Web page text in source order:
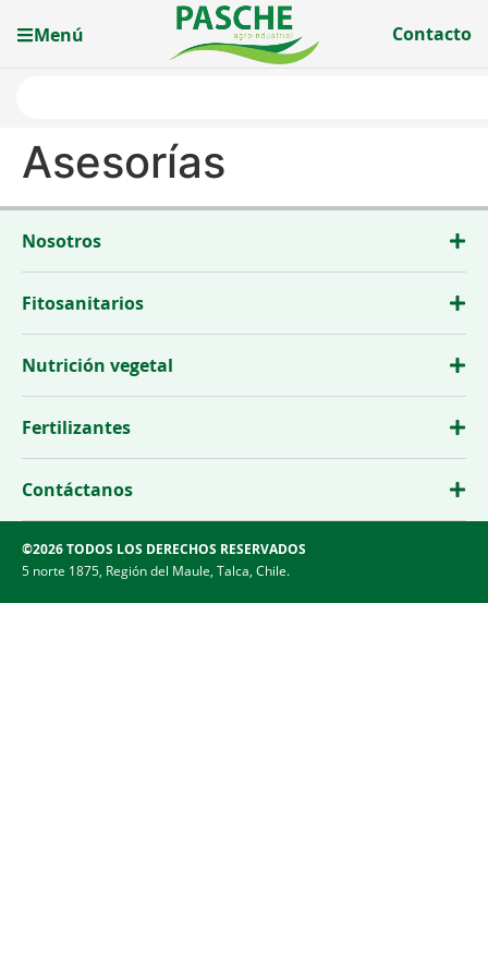
Menú Contacto
Asesorías
Nosotros
Fitosanitarios
Nutrición vegetal
Fertilizantes
Contáctanos
©2026 TODOS LOS DERECHOS RESERVADOS
5 norte 1875, Región del Maule, Talca, Chile.